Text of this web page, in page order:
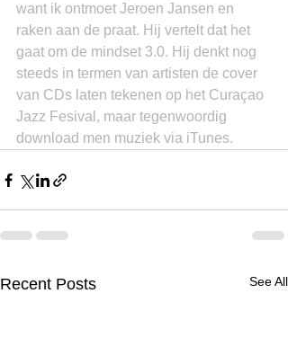
want ik ontmoet Jeroen Jansen en
raken aan de praat. Hij vertelt dat het
gaat om de mindset 3.0. Hij denkt nog
steeds in termen van artisten de cover
van CDs laten tekenen op het Curaçao
Jazz Fesival, maar tegenwoordig
download men muziek via iTunes.
Recent Posts See All